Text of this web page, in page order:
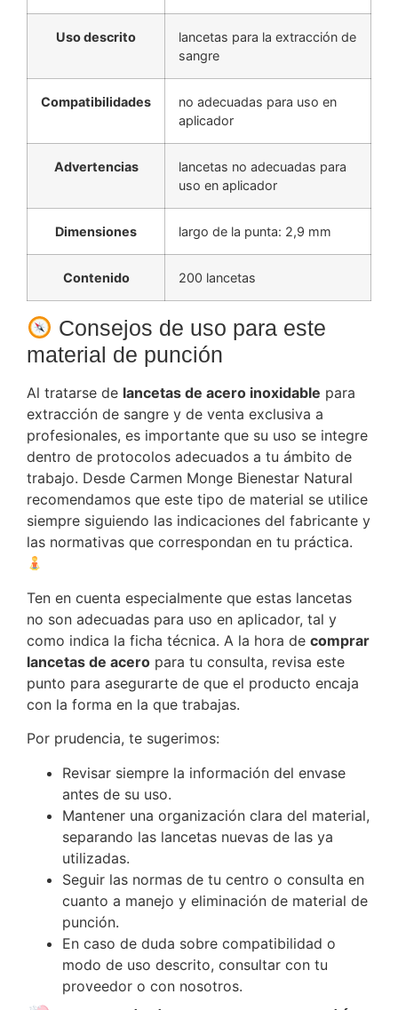
Uso descrito
lancetas para la extracción de
sangre
Compatibilidades
no adecuadas para uso en
aplicador
Advertencias
lancetas no adecuadas para
uso en aplicador
Dimensiones largo de la punta: 2,9 mm
Contenido 200 lancetas
Consejos de uso para este
material de punción
Al tratarse de lancetas de acero inoxidable para
extracción de sangre y de venta exclusiva a
profesionales, es importante que su uso se integre
dentro de protocolos adecuados a tu ámbito de
trabajo. Desde Carmen Monge Bienestar Natural
recomendamos que este tipo de material se utilice
siempre siguiendo las indicaciones del fabricante y
las normativas que correspondan en tu práctica.
Ten en cuenta especialmente que estas lancetas
no son adecuadas para uso en aplicador, tal y
como indica la ficha técnica. A la hora de comprar
lancetas de acero para tu consulta, revisa este
punto para asegurarte de que el producto encaja
con la forma en la que trabajas.
Por prudencia, te sugerimos:
Revisar siempre la información del envase
antes de su uso.
Mantener una organización clara del material,
separando las lancetas nuevas de las ya
utilizadas.
Seguir las normas de tu centro o consulta en
cuanto a manejo y eliminación de material de
punción.
En caso de duda sobre compatibilidad o
modo de uso descrito, consultar con tu
proveedor o con nosotros.